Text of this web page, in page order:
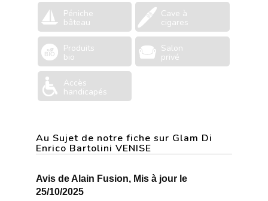
Péniche
bâteau
Cave à
cigares
Produits
bio
Salon
privé
Accès
handicapés
Au Sujet de notre fiche sur Glam Di
Enrico Bartolini VENISE
Avis de Alain Fusion, Mis à jour le
25/10/2025